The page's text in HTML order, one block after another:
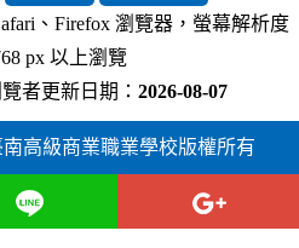
、Firefox 瀏覽器，螢幕解析度
px 以上瀏覽
者更新日期： 2026-08-07
高級商業職業學校版權所有